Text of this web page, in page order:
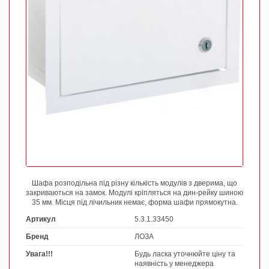
Шафа розподільна під різну кількість модулів з дверима, що
закриваються на замок. Модулі кріпляться на дин-рейку шиною
35 мм. Місця під лічильник немає, форма шафи прямокутна.
Артикул
5.3.1.33450
Бренд ЛОЗА
Увага!!!
Будь ласка уточнюйте ціну та
наявність у менеджера